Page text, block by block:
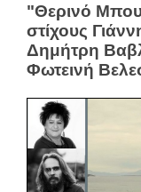
"Θερινό
στίχους
Δημήτρη
Φωτεινή